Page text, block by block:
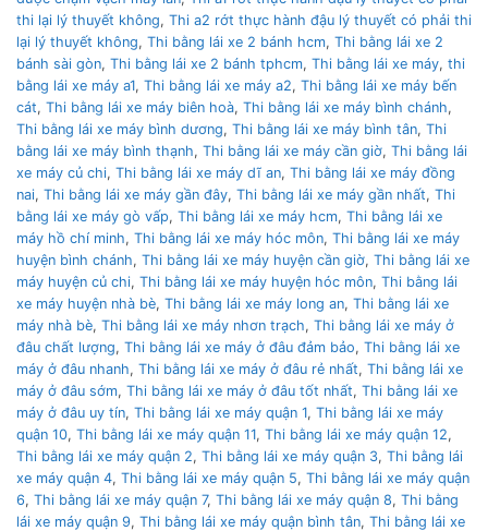
thi lại lý thuyết không, Thi a2 rớt thực hành đậu lý thuyết có phải thi
lại lý thuyết không, Thi bằng lái xe 2 bánh hcm, Thi bằng lái xe 2
bánh sài gòn, Thi bằng lái xe 2 bánh tphcm, Thi bằng lái xe máy, thi
bằng lái xe máy a1, Thi bằng lái xe máy a2, Thi bằng lái xe máy bến
cát, Thi bằng lái xe máy biên hoà, Thi bằng lái xe máy bình chánh,
Thi bằng lái xe máy bình dương, Thi bằng lái xe máy bình tân, Thi
bằng lái xe máy bình thạnh, Thi bằng lái xe máy cần giờ, Thi bằng lái
xe máy củ chi, Thi bằng lái xe máy dĩ an, Thi bằng lái xe máy đồng
nai, Thi bằng lái xe máy gần đây, Thi bằng lái xe máy gần nhất, Thi
bằng lái xe máy gò vấp, Thi bằng lái xe máy hcm, Thi bằng lái xe
máy hồ chí minh, Thi bằng lái xe máy hóc môn, Thi bằng lái xe máy
huyện bình chánh, Thi bằng lái xe máy huyện cần giờ, Thi bằng lái xe
máy huyện củ chi, Thi bằng lái xe máy huyện hóc môn, Thi bằng lái
xe máy huyện nhà bè, Thi bằng lái xe máy long an, Thi bằng lái xe
máy nhà bè, Thi bằng lái xe máy nhơn trạch, Thi bằng lái xe máy ở
đâu chất lượng, Thi bằng lái xe máy ở đâu đảm bảo, Thi bằng lái xe
máy ở đâu nhanh, Thi bằng lái xe máy ở đâu rẻ nhất, Thi bằng lái xe
máy ở đâu sớm, Thi bằng lái xe máy ở đâu tốt nhất, Thi bằng lái xe
máy ở đâu uy tín, Thi bằng lái xe máy quận 1, Thi bằng lái xe máy
quận 10, Thi bằng lái xe máy quận 11, Thi bằng lái xe máy quận 12,
Thi bằng lái xe máy quận 2, Thi bằng lái xe máy quận 3, Thi bằng lái
xe máy quận 4, Thi bằng lái xe máy quận 5, Thi bằng lái xe máy quận
6, Thi bằng lái xe máy quận 7, Thi bằng lái xe máy quận 8, Thi bằng
lái xe máy quận 9, Thi bằng lái xe máy quận bình tân, Thi bằng lái xe